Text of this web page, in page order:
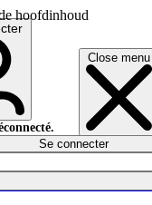
hoofdinhoud
Close menu
Se connecter